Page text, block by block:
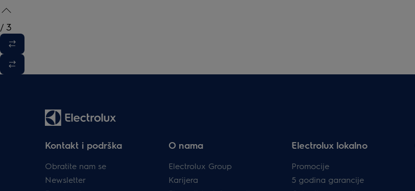
/ 3
Kontakt i podrška
Obratite nam se
Newsletter
O nama
Electrolux Group
Karijera
Electrolux lokalno
Promocije
5 godina garancije